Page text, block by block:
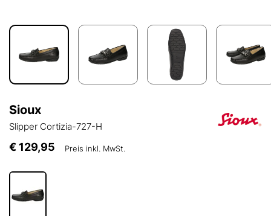
Sioux
Slipper Cortizia-727-H
€ 129,95 Preis inkl. MwSt.